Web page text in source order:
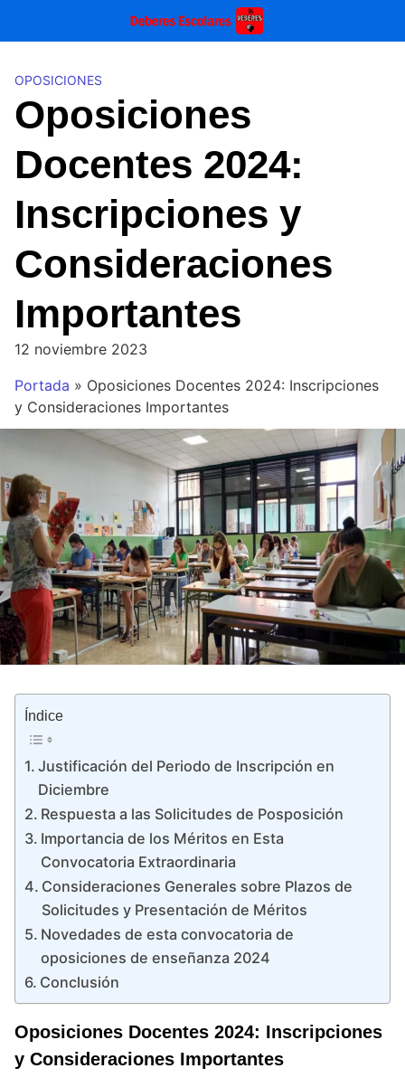
OPOSICIONES
Oposiciones
Docentes 2024:
Inscripciones y
Consideraciones
Importantes
12 noviembre 2023
Portada » Oposiciones Docentes 2024: Inscripciones
y Consideraciones Importantes
Índice
Justificación del Periodo de Inscripción en
Diciembre
Respuesta a las Solicitudes de Posposición
Importancia de los Méritos en Esta
Convocatoria Extraordinaria
Consideraciones Generales sobre Plazos de
Solicitudes y Presentación de Méritos
Novedades de esta convocatoria de
oposiciones de enseñanza 2024
Conclusión
Oposiciones Docentes 2024: Inscripciones
y Consideraciones Importantes